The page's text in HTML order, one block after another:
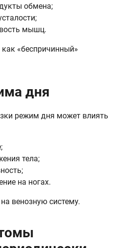
обмена;
мышц.
«беспричинный»
дня
режим дня может влиять
тела;
на ногах.
венозную систему.